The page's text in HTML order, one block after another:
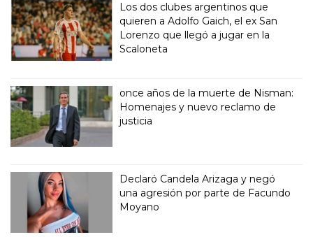
Los dos clubes argentinos que
quieren a Adolfo Gaich, el ex San
Lorenzo que llegó a jugar en la
Scaloneta
once años de la muerte de Nisman:
Homenajes y nuevo reclamo de
justicia
Declaró Candela Arizaga y negó
una agresión por parte de Facundo
Moyano